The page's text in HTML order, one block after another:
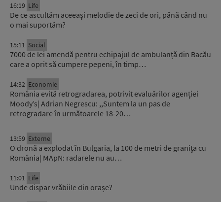
16:19 Life
De ce ascultăm aceeași melodie de zeci de ori, până când nu
o mai suportăm?
15:11 Social
7000 de lei amendă pentru echipajul de ambulanță din Bacău
care a oprit să cumpere pepeni, în timp…
14:32 Economie
România evită retrogradarea, potrivit evaluărilor agenției
Moody’s| Adrian Negrescu: ,,Suntem la un pas de
retrogradare în următoarele 18-20…
13:59 Externe
O dronă a explodat în Bulgaria, la 100 de metri de granița cu
România| MApN: radarele nu au…
11:01 Life
Unde dispar vrăbiile din orașe?